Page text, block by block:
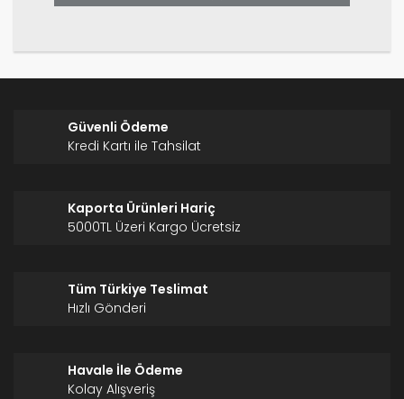
Güvenli Ödeme
Kredi Kartı ile Tahsilat
Kaporta Ürünleri Hariç
5000TL Üzeri Kargo Ücretsiz
Tüm Türkiye Teslimat
Hızlı Gönderi
Havale İle Ödeme
Kolay Alışveriş